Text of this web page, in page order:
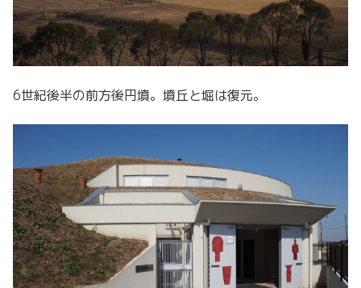
6世紀後半の前方後円墳。墳丘と堀は復元。